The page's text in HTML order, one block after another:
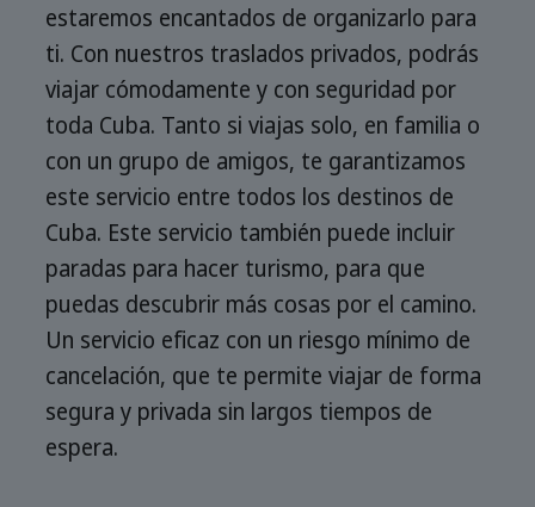
estaremos encantados de organizarlo para
ti. Con nuestros traslados privados, podrás
viajar cómodamente y con seguridad por
toda Cuba. Tanto si viajas solo, en familia o
con un grupo de amigos, te garantizamos
este servicio entre todos los destinos de
Cuba. Este servicio también puede incluir
paradas para hacer turismo, para que
puedas descubrir más cosas por el camino.
Un servicio eficaz con un riesgo mínimo de
cancelación, que te permite viajar de forma
segura y privada sin largos tiempos de
espera.